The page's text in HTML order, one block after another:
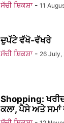
ਸੱਚੀ ਸ਼ਿਕਸ਼ਾ - 11
ਦੁਪੱਟੇ ਵੱਖੋ-ਵੱਖਰੇ
ਸੱਚੀ ਸ਼ਿਕਸ਼ਾ - 26 July,
Shopping:
ਕਲਾ, ਪੈਸੇ ਅਤੇ ਸਮਾਂ